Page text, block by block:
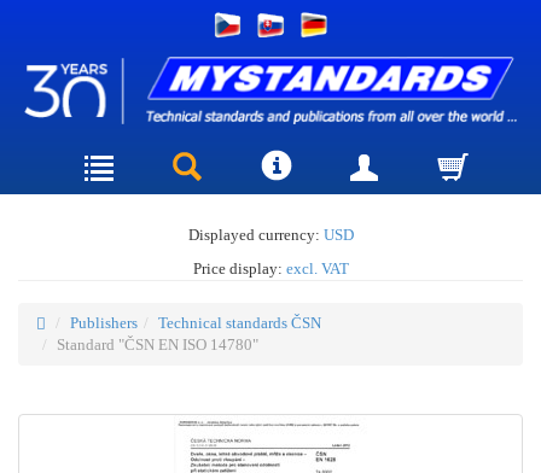
Displayed currency: USD
Price display: excl. VAT
Publishers
Technical standards ČSN
Standard "ČSN EN ISO 14780"